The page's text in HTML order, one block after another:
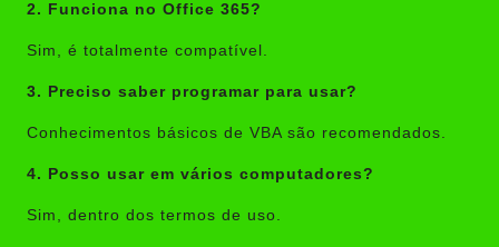
2. Funciona no Office 365?
Sim, é totalmente compatível.
3. Preciso saber programar para usar?
Conhecimentos básicos de VBA são recomendados.
4. Posso usar em vários computadores?
Sim, dentro dos termos de uso.